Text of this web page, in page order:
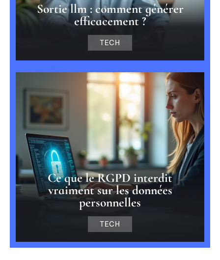
Sortie llm : comment générer
efficacement ?
TECH
Ce que le RGPD interdit
vraiment sur les données
personnelles
TECH